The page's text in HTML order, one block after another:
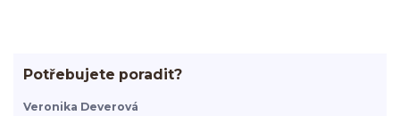
Potřebujete poradit?
Veronika Deverová